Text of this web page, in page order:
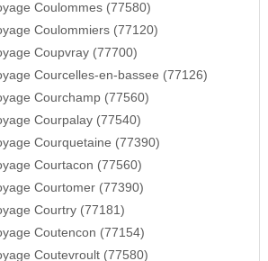
Coulommes (77580)
Coulommiers (77120)
Coupvray (77700)
Courcelles-en-bassee (77126)
Courchamp (77560)
Courpalay (77540)
Courquetaine (77390)
Courtacon (77560)
Courtomer (77390)
Courtry (77181)
Coutencon (77154)
Coutevroult (77580)